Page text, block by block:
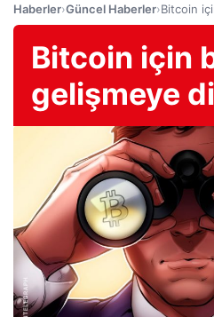
Haberler›Güncel Haberler›Bitcoin
Bitcoin için
gelişmeye